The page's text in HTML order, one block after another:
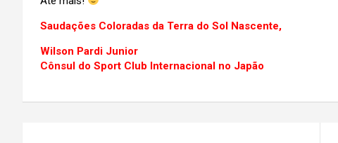
Saudações Coloradas da Terra do Sol Nascente,
Wilson Pardi Junior
Cônsul do Sport Club Internacional no Japão